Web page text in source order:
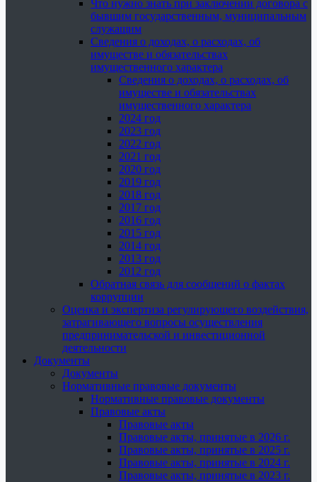
Что нужно знать при заключении договора с
бывшим государственным, муниципальным
служащим
Сведения о доходах, о расходах, об
имуществе и обязательствах
имущественного характера
Сведения о доходах, о расходах, об
имуществе и обязательствах
имущественного характера
2024 год
2023 год
2022 год
2021 год
2020 год
2019 год
2018 год
2017 год
2016 год
2015 год
2014 год
2013 год
2012 год
Обратная связь для сообщений о фактах
коррупции
Оценка и экспертиза регулирующего воздействия,
затрагивающего вопросы осуществления
предпринимательской и инвестиционной
деятельности
Документы
Документы
Нормативные правовые документы
Нормативные правовые документы
Правовые акты
Правовые акты
Правовые акты, принятые в 2026 г.
Правовые акты, принятые в 2025 г.
Правовые акты, принятые в 2024 г.
Правовые акты, принятые в 2023 г.